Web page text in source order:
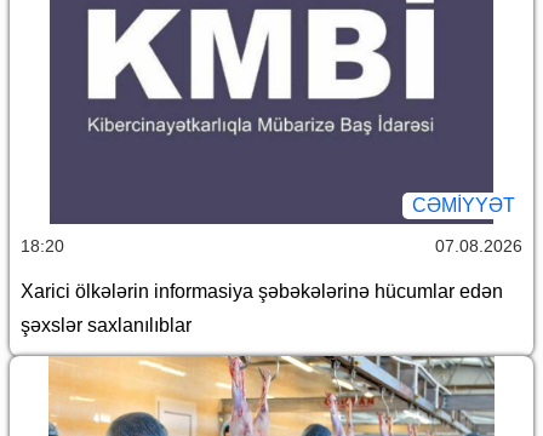
CƏMİYYƏT
18:20 07.08.2026
Xarici ölkələrin informasiya şəbəkələrinə hücumlar edən
şəxslər saxlanılıblar